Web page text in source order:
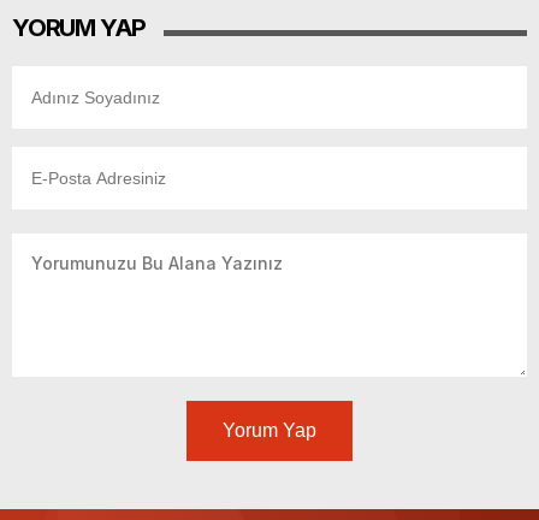
YORUM YAP
Yorum Yap